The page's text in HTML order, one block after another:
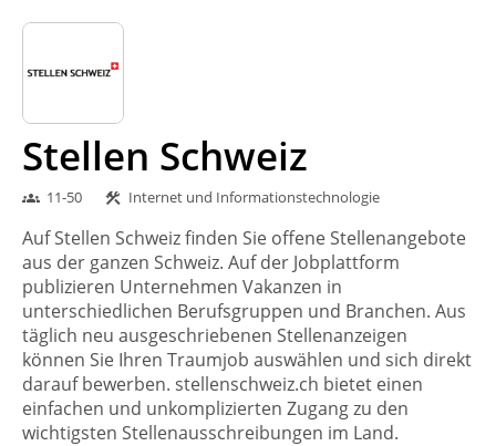
Stellen Schweiz
groups 11-50 construction Internet und Informationstechnologie
Auf Stellen Schweiz finden Sie offene Stellenangebote
aus der ganzen Schweiz. Auf der Jobplattform
publizieren Unternehmen Vakanzen in
unterschiedlichen Berufsgruppen und Branchen. Aus
täglich neu ausgeschriebenen Stellenanzeigen
können Sie Ihren Traumjob auswählen und sich direkt
darauf bewerben. stellenschweiz.ch bietet einen
einfachen und unkomplizierten Zugang zu den
wichtigsten Stellenausschreibungen im Land.